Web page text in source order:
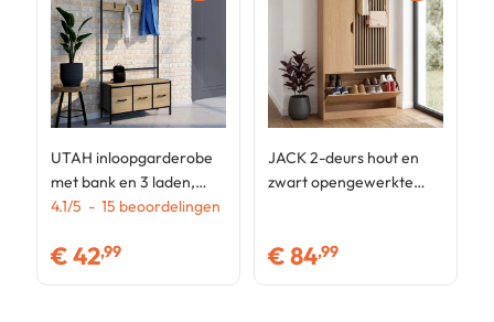
UTAH inloopgarderobe
met bank en 3 laden,
industrieel ontwerp
4.1/5 - 15 beoordelingen
€42,99
JACK 2-deurs hout en
zwart opengewerkte
€84,99